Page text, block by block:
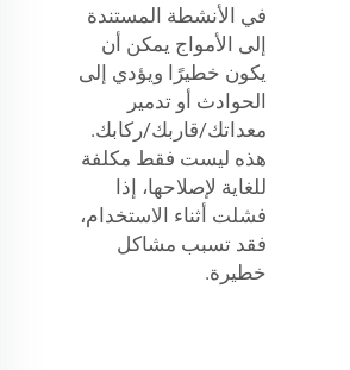
في الأنشطة المستندة
إلى الأمواج يمكن أن
يكون خطيرًا ويؤدي إلى
الحوادث أو تدمير
معداتك/قاربك/ركابك.
هذه ليست فقط مكلفة
للغاية لإصلاحها، إذا
فشلت أثناء الاستخدام،
فقد تسبب مشاكل
خطيرة.